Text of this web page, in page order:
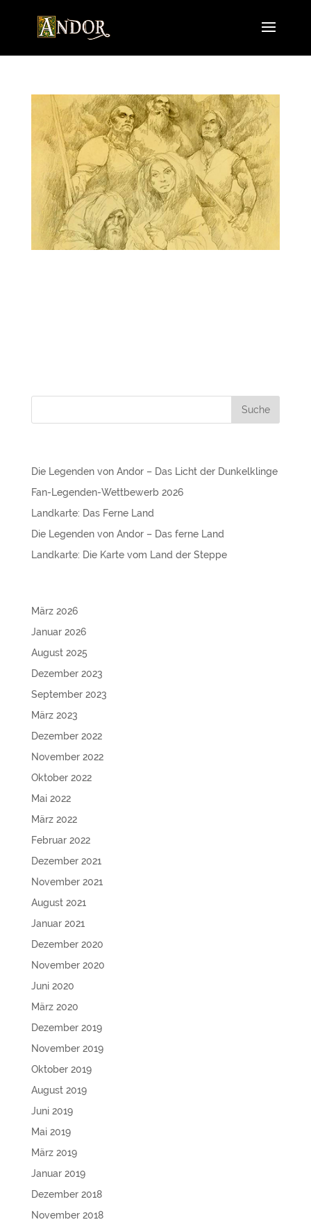
Die Legenden von Andor – Das Licht der Dunkelklinge
Fan-Legenden-Wettbewerb 2026
Landkarte: Das Ferne Land
Die Legenden von Andor – Das ferne Land
Landkarte: Die Karte vom Land der Steppe
März 2026
Januar 2026
August 2025
Dezember 2023
September 2023
März 2023
Dezember 2022
November 2022
Oktober 2022
Mai 2022
März 2022
Februar 2022
Dezember 2021
November 2021
August 2021
Januar 2021
Dezember 2020
November 2020
Juni 2020
März 2020
Dezember 2019
November 2019
Oktober 2019
August 2019
Juni 2019
Mai 2019
März 2019
Januar 2019
Dezember 2018
November 2018